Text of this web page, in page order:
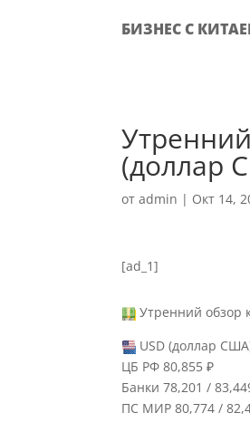
БИЗНЕС С
(доллар
отadmin | Окт 14,
[ad_1]
Утренний обзор
USD (доллар
ЦБ РФ 80,855 ₽
Банки 78,201 /
ПС МИР 80,774 /